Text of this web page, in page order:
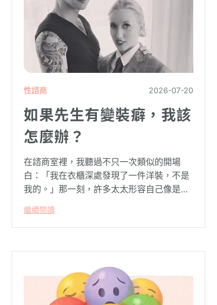
性諮商 2026-07-20
如果先生有變裝癖，我該
怎麼辦？
在諮商室裡，我聽過不只一次類似的開場
白：「我在衣櫃深處發現了一件洋裝，不是
我的。」那一刻，許多太太形容自己像是踩
陌生。
繼續閱讀